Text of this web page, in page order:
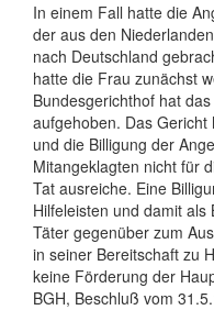
In einem Fall hatte die
der aus den
nach Deutschland
hatte die Frau zunächst
Bundesgerichthof hat
aufgehoben. Das
und die Billigung der
Mitangeklagten nicht für
Tat ausreiche. Eine
Hilfeleisten und damit
Täter gegenüber zum
in seiner Bereitschaft zu
keine Förderung der
BGH, Beschluß vom